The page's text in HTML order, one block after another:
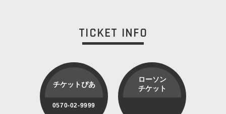
TICKET INFO
チケットぴあ
0570-02-9999
ローソン
チケット